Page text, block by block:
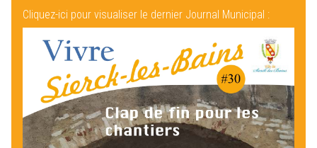
Cliquez-ici pour visualiser le dernier Journal Municipal :